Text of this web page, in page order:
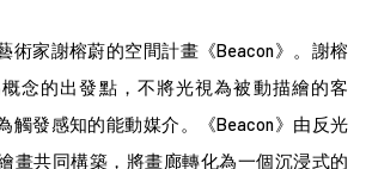
術家謝榕蔚的空間計畫《Beacon》。謝榕
念的出發點，不將光視為被動描繪的客
觸發感知的能動媒介。《Beacon》由反光
畫共同構築，將畫廊轉化為一個沉浸式的